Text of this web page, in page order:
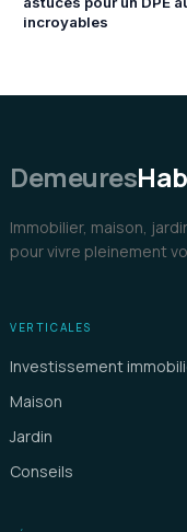
incroyables
Demeures
Immobilier, maison,
pour vivre pleinement
VERTICALES
Investissement
Maison
Jardin
Conseils